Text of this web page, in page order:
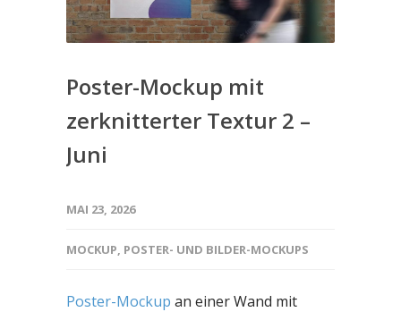
Poster-Mockup mit
zerknitterter Textur 2 –
Juni
MAI 23, 2026
MOCKUP, POSTER- UND BILDER-MOCKUPS
Poster-Mockup an einer Wand mit